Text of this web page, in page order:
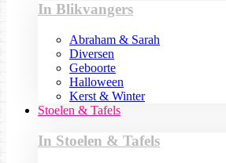
In Blikvangers
Abraham & Sarah
Diversen
Geboorte
Halloween
Kerst & Winter
Stoelen & Tafels
In Stoelen & Tafels